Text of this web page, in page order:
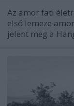
Az amor fati
első lemeze
jelent meg a